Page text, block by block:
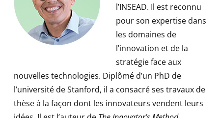
l’INSEAD. Il est reconnu
pour son expertise dans
les domaines de
l’innovation et de la
stratégie face aux
nouvelles technologies. Diplômé d’un PhD de
l’université de Stanford, il a consacré ses travaux de
thèse à la façon dont les innovateurs vendent leurs